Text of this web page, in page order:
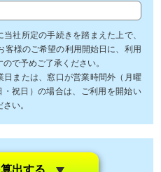
社所定の手続きを踏まえた上で、
客様のご希望の利用開始日に、利用
で予めご了承ください。
または、窓口が営業時間外（月曜
祝日）の場合は、ご利用を開始い
い。
出する